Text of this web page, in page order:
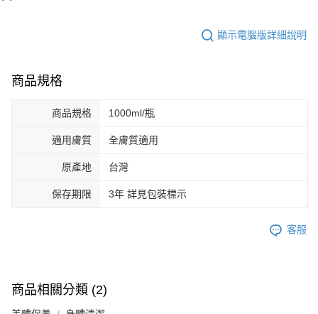
顯示電腦版詳細說明
商品規格
商品規格 1000ml/瓶
適用膚質 全膚質適用
原產地 台灣
保存期限 3年 詳見包裝標示
客服
商品相關分類 (2)